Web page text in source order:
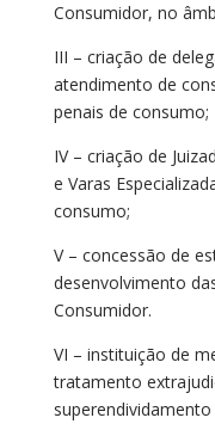
Consumidor, no
III – criação de
atendimento de
penais de consumo;
IV – criação de
e Varas
consumo;
V – concessão de
desenvolvimento
Consumidor.
VI – instituição de
tratamento